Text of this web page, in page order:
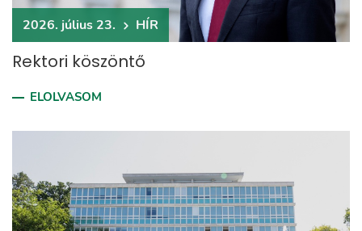
2026. július 23. HÍR
Rektori köszöntő
ELOLVASOM